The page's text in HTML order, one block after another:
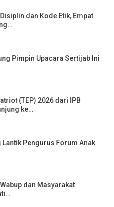
dan Kode Etik, Empat
Pimpin Upacara Sertijab Ini
(TEP) 2026 dari IPB
ke…
Lantik Pengurus Forum Anak
Wabup dan Masyarakat